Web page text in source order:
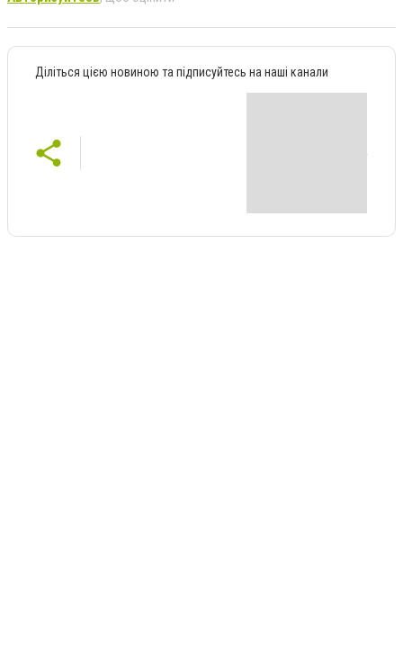
Діліться цією новиною та підписуйтесь на наші канали